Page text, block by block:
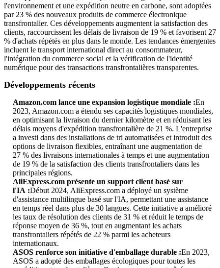
l'environnement et une expédition neutre en carbone, sont adoptées
par 23 % des nouveaux produits de commerce électronique
transfrontalier. Ces développements augmentent la satisfaction des
clients, raccourcissent les délais de livraison de 19 % et favorisent 27
% d'achats répétés en plus dans le monde. Les tendances émergentes
incluent le transport international direct au consommateur,
l'intégration du commerce social et la vérification de l'identité
numérique pour des transactions transfrontalières transparentes.
Développements récents
Amazon.com lance une expansion logistique mondiale :En
2023, Amazon.com a étendu ses capacités logistiques mondiales,
en optimisant la livraison du dernier kilomètre et en réduisant les
délais moyens d'expédition transfrontalière de 21 %. L'entreprise
a investi dans des installations de tri automatisées et introduit des
options de livraison flexibles, entraînant une augmentation de
27 % des livraisons internationales à temps et une augmentation
de 19 % de la satisfaction des clients transfrontaliers dans les
principales régions.
AliExpress.com présente un support client basé sur
l'IA :Début 2024, AliExpress.com a déployé un système
d'assistance multilingue basé sur l'IA, permettant une assistance
en temps réel dans plus de 30 langues. Cette initiative a amélioré
les taux de résolution des clients de 31 % et réduit le temps de
réponse moyen de 36 %, tout en augmentant les achats
transfrontaliers répétés de 22 % parmi les acheteurs
internationaux.
ASOS renforce son initiative d'emballage durable :En 2023,
ASOS a adopté des emballages écologiques pour toutes les